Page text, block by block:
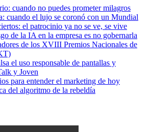
cuando no puedes prometer milagros
cuando el lujo se coronó con un Mundial
el patrocinio ya no se ve, se vive
de la IA en la empresa es no gobernarla
de los XVIII Premios Nacionales de
el uso responsable de pantallas y
y Joven
para entender el marketing de hoy
del algoritmo de la rebeldía